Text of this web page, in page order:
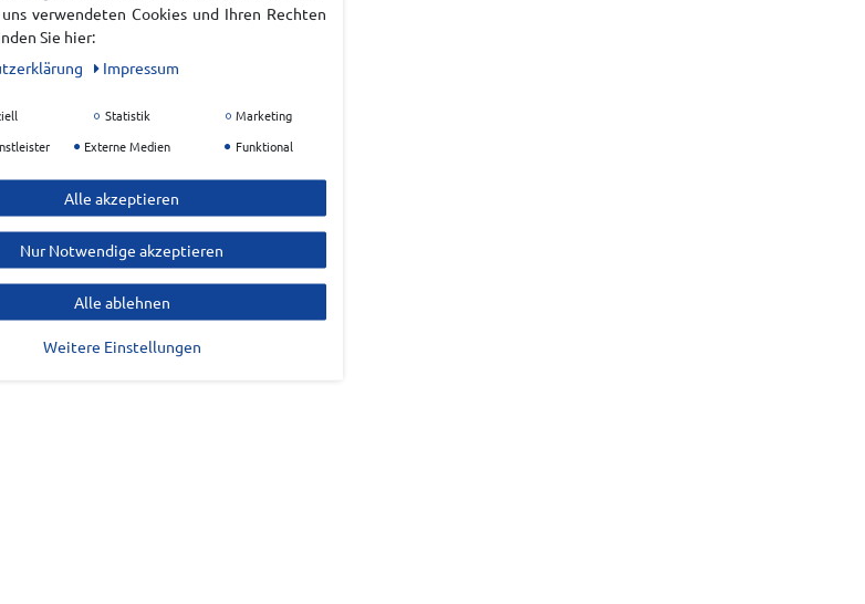
verwendeten Cookies und Ihren Rechten
Sie hier:
Impressum
Statistik
Marketing
Externe Medien Funktional
Alle akzeptieren
Nur Notwendige akzeptieren
Alle ablehnen
Weitere Einstellungen